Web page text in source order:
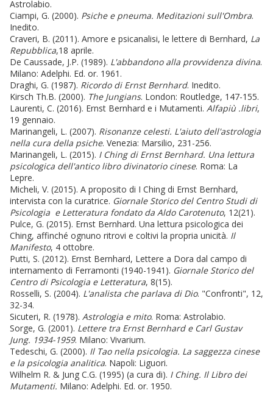
Astrolabio.
Ciampi, G. (2000). Psiche e pneuma. Meditazioni sull'Ombra.
Inedito.
Craveri, B. (2011). Amore e psicanalisi, le lettere di Bernhard, La
Repubblica,18 aprile.
De Caussade, J.P. (1989). L'abbandono alla provvidenza divina.
Milano: Adelphi. Ed. or. 1961.
Draghi, G. (1987). Ricordo di Ernst Bernhard. Inedito.
Kirsch Th.B. (2000). The Jungians. London: Routledge, 147-155.
Laurenti, C. (2016). Ernst Bernhard e i Mutamenti. Alfapiù .libri,
19 gennaio.
Marinangeli, L. (2007). Risonanze celesti. L'aiuto dell'astrologia
nella cura della psiche. Venezia: Marsilio, 231-256.
Marinangeli, L. (2015). I Ching di Ernst Bernhard. Una lettura
psicologica dell'antico libro divinatorio cinese. Roma: La
Lepre.
Micheli, V. (2015). A proposito di I Ching di Ernst Bernhard,
intervista con la curatrice. Giornale Storico del Centro Studi di
Psicologia e Letteratura fondato da Aldo Carotenuto, 12(21).
Pulce, G. (2015). Ernst Bernhard. Una lettura psicologica dei
Ching, affinché ognuno ritrovi e coltivi la propria unicità. Il
Manifesto, 4 ottobre.
Putti, S. (2012). Ernst Bernhard, Lettere a Dora dal campo di
internamento di Ferramonti (1940-1941). Giornale Storico del
Centro di Psicologia e Letteratura, 8(15).
Rosselli, S. (2004). L'analista che parlava di Dio. "Confronti", 12,
32-34.
Sicuteri, R. (1978). Astrologia e mito. Roma: Astrolabio.
Sorge, G. (2001). Lettere tra Ernst Bernhard e Carl Gustav
Jung. 1934-1959. Milano: Vivarium.
Tedeschi, G. (2000). Il Tao nella psicologia. La saggezza cinese
e la psicologia analitica. Napoli: Liguori.
Wilhelm R. & Jung C.G. (1995) (a cura di). I Ching. Il Libro dei
Mutamenti. Milano: Adelphi. Ed. or. 1950.